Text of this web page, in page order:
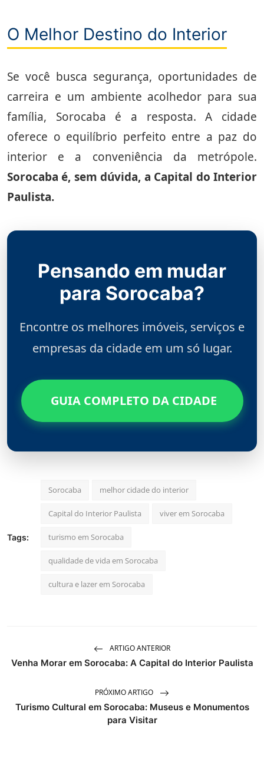
O Melhor Destino do Interior
Se você busca segurança, oportunidades de
carreira e um ambiente acolhedor para sua
família, Sorocaba é a resposta. A cidade
oferece o equilíbrio perfeito entre a paz do
interior e a conveniência da metrópole.
Sorocaba é, sem dúvida, a Capital do Interior
Paulista.
Pensando em mudar
para Sorocaba?
Encontre os melhores imóveis, serviços e
empresas da cidade em um só lugar.
GUIA COMPLETO DA CIDADE
Tags:
Sorocaba melhor cidade do interior
Capital do Interior Paulista viver em Sorocaba
turismo em Sorocaba
qualidade de vida em Sorocaba
cultura e lazer em Sorocaba
ARTIGO ANTERIOR
Venha Morar em Sorocaba: A Capital do Interior Paulista
PRÓXIMO ARTIGO
Turismo Cultural em Sorocaba: Museus e Monumentos
para Visitar